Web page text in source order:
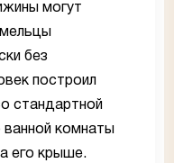
могут
без
построил
стандартной
комнаты
его крыше.